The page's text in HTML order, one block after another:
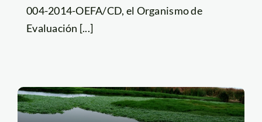
004-2014-OEFA/CD, el Organismo de
Evaluación [...]